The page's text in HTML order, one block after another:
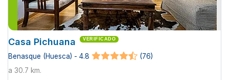
Casa Pichuana VERIFICADO
Benasque (Huesca) - 4.8
(76)
a 30.7 km.